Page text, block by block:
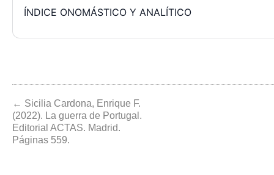
ÍNDICE ONOMÁSTICO Y ANALÍTICO
← Sicilia Cardona, Enrique F.
(2022). La guerra de Portugal.
Editorial ACTAS. Madrid.
Páginas 559.